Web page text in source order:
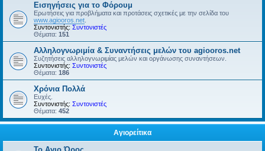
Εισηγήσεις για το Φόρουμ
Ερωτήσεις για προβλήματα και προτάσεις σχετικές με την σελίδα του
www.agiooros.net
Συντονιστής: Συντονιστές
Θέματα: 151
Αλληλογνωριμία & Συναντήσεις μελών του agiooros.net
Συζητήσεις αλληλογνωριμίας μελών και οργάνωσης συναντήσεων.
Συντονιστής: Συντονιστές
Θέματα: 186
Χρόνια Πολλά
Ευχές.
Συντονιστής: Συντονιστές
Θέματα: 452
Αγιορείτικα